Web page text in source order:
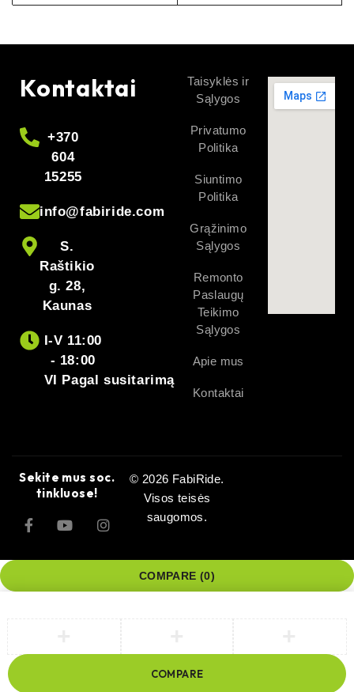
Kontaktai
+370
604
15255
info@fabiride.com
S.
Raštikio
g. 28,
Kaunas
I-V 11:00
- 18:00
VI Pagal susitarimą
Taisyklės ir
Sąlygos
Privatumo
Politika
Siuntimo
Politika
Grąžinimo
Sąlygos
Remonto
Paslaugų
Teikimo
Sąlygos
Apie mus
Kontaktai
Sekite mus soc.
tinkluose!
© 2026 FabiRide.
Visos teisės
saugomos.
COMPARE (0)
COMPARE